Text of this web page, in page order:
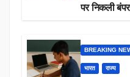
पर निकली
BREAKING
भारत राज्य